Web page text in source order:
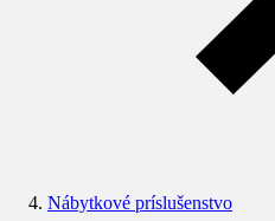
Nábytkové príslušenstvo